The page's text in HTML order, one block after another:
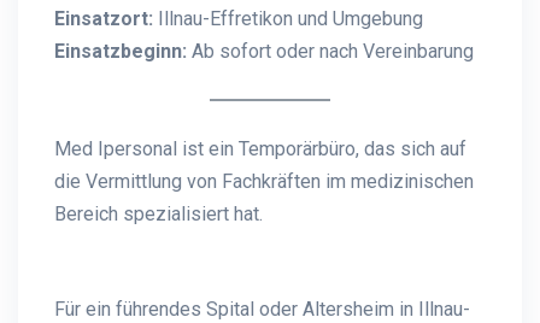
Einsatzort: Illnau-Effretikon und Umgebung
Einsatzbeginn: Ab sofort oder nach Vereinbarung
Med Ipersonal ist ein Temporärbüro, das sich auf
die Vermittlung von Fachkräften im medizinischen
Bereich spezialisiert hat.
Für ein führendes Spital oder Altersheim in Illnau-